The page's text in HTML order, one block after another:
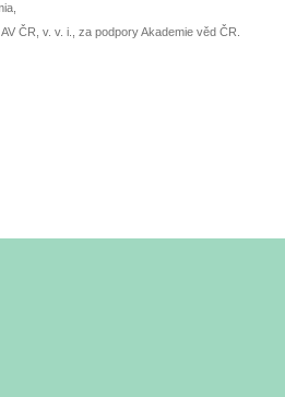
ČR, v. v. i., za podpory Akademie věd ČR.